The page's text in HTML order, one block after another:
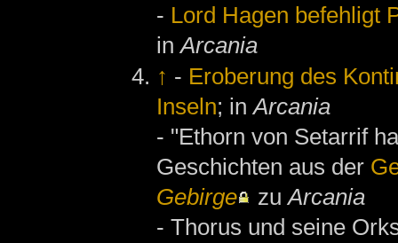
- Lord Hagen befehligt
inArcania
↑ - Eroberung des
Inseln; inArcania
- "Ethorn von Setarrif
Geschichten aus der
Gebirge
zuArcania
- Thorus und seine